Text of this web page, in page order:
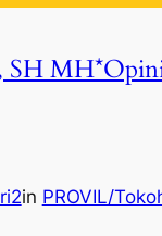
in PROVIL/